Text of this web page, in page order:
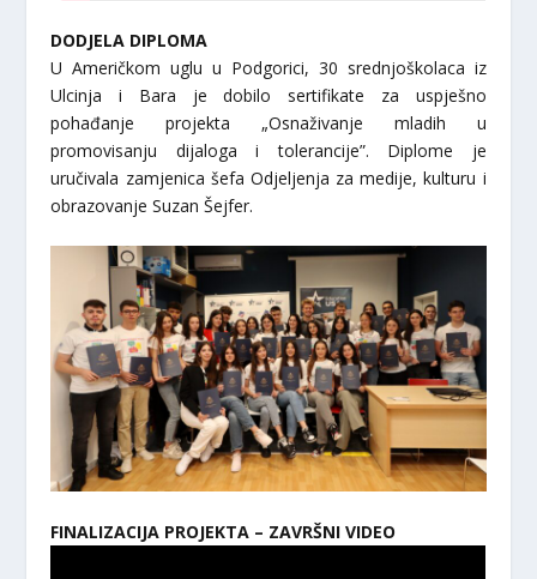
DODJELA DIPLOMA
U Američkom uglu u Podgorici, 30 srednjoškolaca iz
Ulcinja i Bara je dobilo sertifikate za uspješno
pohađanje projekta „Osnaživanje mladih u
promovisanju dijaloga i tolerancije”. Diplome je
uručivala zamjenica šefa Odjeljenja za medije, kulturu i
obrazovanje Suzan Šejfer.
FINALIZACIJA PROJEKTA – ZAVRŠNI VIDEO